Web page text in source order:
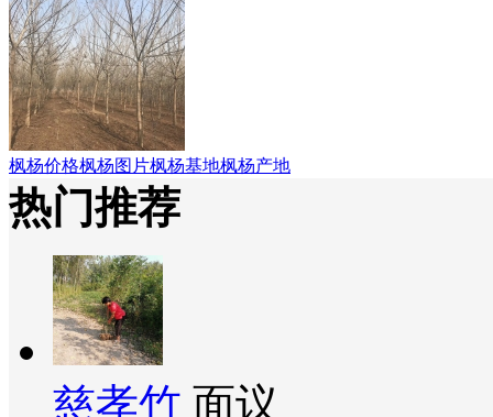
枫杨价格枫杨图片枫杨基地枫杨产地
热门推荐
慈孝竹 面议